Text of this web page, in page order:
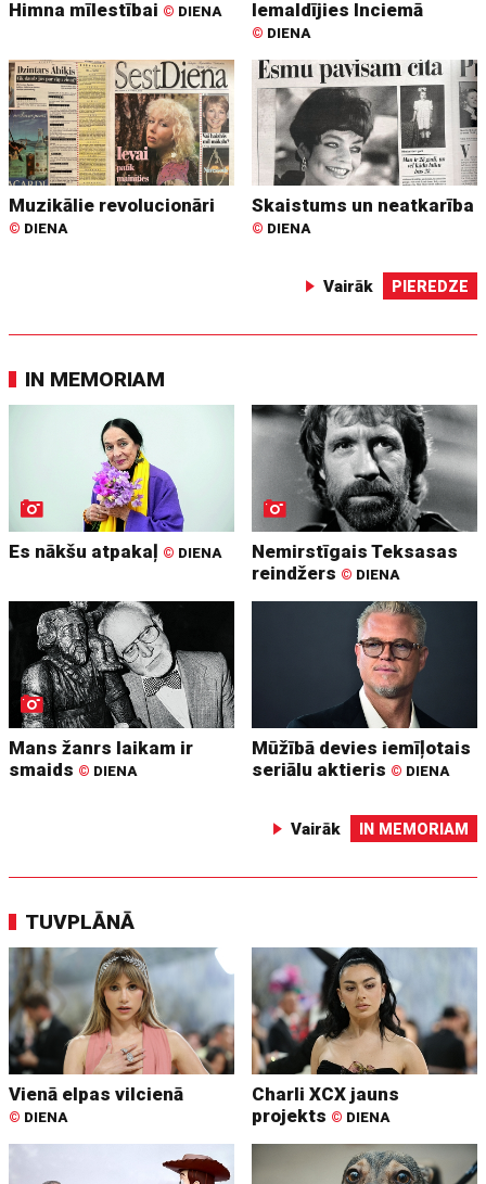
Himna mīlestībai © DIENA Iemaldījies Inciemā
© DIENA
Muzikālie revolucionāri
© DIENA
Skaistums un neatkarība
© DIENA
Vairāk PIEREDZE
IN MEMORIAM
Es nākšu atpakaļ © DIENA
Nemirstīgais Teksasas
reindžers © DIENA
Mans žanrs laikam ir
smaids © DIENA
Mūžībā devies iemīļotais
seriālu aktieris © DIENA
Vairāk IN MEMORIAM
TUVPLĀNĀ
Vienā elpas vilcienā
© DIENA
Charli XCX jauns
projekts © DIENA